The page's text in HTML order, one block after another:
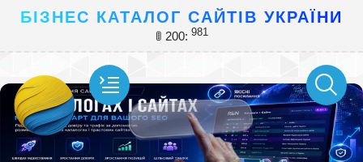
БІЗНЕС КАТАЛОГ САЙТІВ УКРАЇНИ
🚦 200: 981